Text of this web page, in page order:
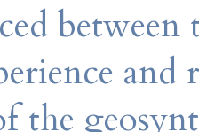
and
the